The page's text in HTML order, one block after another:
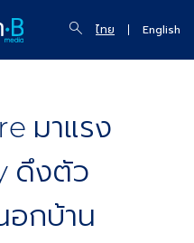
ไทย English
มาแรง
ดึงตัว
อกบ้าน